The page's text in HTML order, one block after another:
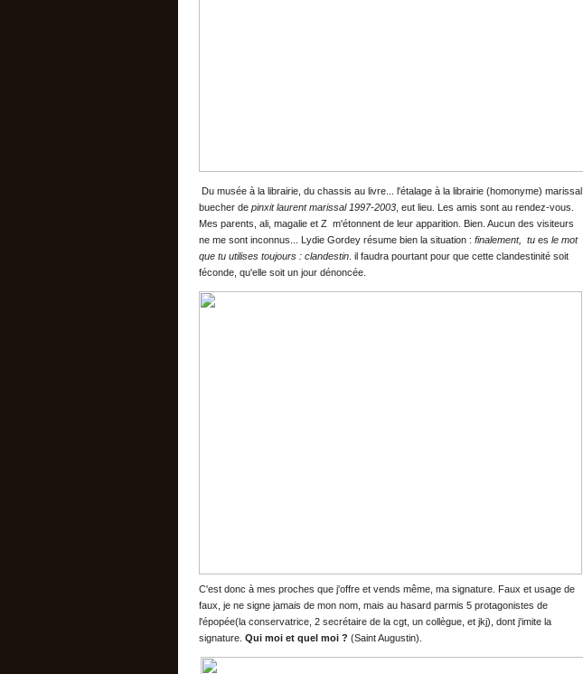
Du musée à la librairie, du chassis au livre... l'étalage à la librairie (homonyme) marissal
buecher de pinxit laurent marissal 1997-2003 , eut lieu. Les amis sont au rendez-vous.
Mes parents, ali, magalie et Z m'étonnent de leur apparition. Bien. Aucun des visiteurs
ne me sont inconnus... Lydie Gordey résume bien la situation : finalement, tu es le mot
que tu utilises toujours : clandestin . il faudra pourtant pour que cette clandestinité soit
féconde, qu'elle soit un jour dénoncée.
C'est donc à mes proches que j'offre et vends même, ma signature. Faux et usage de
faux, je ne signe jamais de mon nom, mais au hasard parmis 5 protagonistes de
l'épopée(la conservatrice, 2 secrétaire de la cgt, un collègue, et jkj), dont j'imite la
signature. Qui moi et quel moi ? (Saint Augustin).